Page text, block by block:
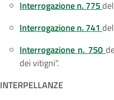
Interrogazione n. 775
Interrogazione n. 741
Interrogazione n. 750
dei vitigni".
INTERPELLANZE